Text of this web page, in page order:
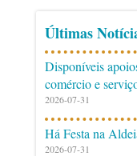
Últimas
Disponíveis
comércio e
2026-07-31
Há Festa na
2026-07-31